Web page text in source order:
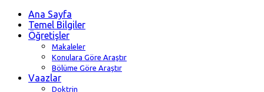
Ana Sayfa
Temel Bilgiler
Öğretişler
Makaleler
Konulara Göre Araştır
Bölüme Göre Araştır
Vaazlar
Doktrin